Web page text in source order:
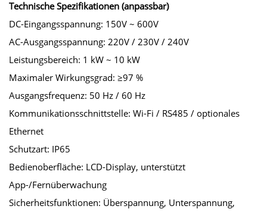
Technische Spezifikationen (anpassbar)
DC-Eingangsspannung: 150V ~ 600V
AC-Ausgangsspannung: 220V / 230V / 240V
Leistungsbereich: 1 kW ~ 10 kW
Maximaler Wirkungsgrad: ≥97 %
Ausgangsfrequenz: 50 Hz / 60 Hz
Kommunikationsschnittstelle: Wi-Fi / RS485 / optionales
Ethernet
Schutzart: IP65
Bedienoberfläche: LCD-Display, unterstützt
App-/Fernüberwachung
Sicherheitsfunktionen: Überspannung, Unterspannung,